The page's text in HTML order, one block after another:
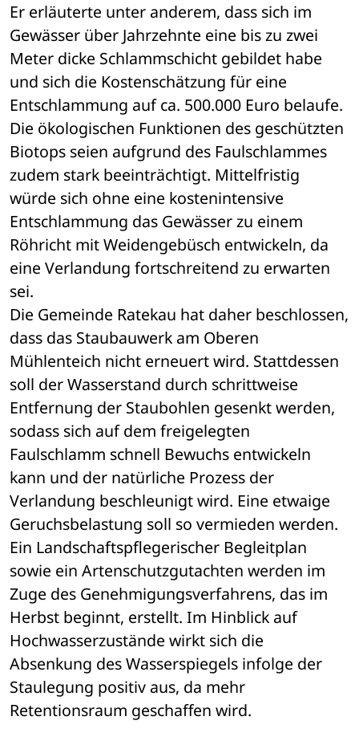
Er erläuterte unter anderem, dass sich im
Gewässer über Jahrzehnte eine bis zu zwei
Meter dicke Schlammschicht gebildet habe
und sich die Kostenschätzung für eine
Entschlammung auf ca. 500.000 Euro belaufe.
Die ökologischen Funktionen des geschützten
Biotops seien aufgrund des Faulschlammes
zudem stark beeinträchtigt. Mittelfristig
würde sich ohne eine kostenintensive
Entschlammung das Gewässer zu einem
Röhricht mit Weidengebüsch entwickeln, da
eine Verlandung fortschreitend zu erwarten
sei.
Die Gemeinde Ratekau hat daher beschlossen,
dass das Staubauwerk am Oberen
Mühlenteich nicht erneuert wird. Stattdessen
soll der Wasserstand durch schrittweise
Entfernung der Staubohlen gesenkt werden,
sodass sich auf dem freigelegten
Faulschlamm schnell Bewuchs entwickeln
kann und der natürliche Prozess der
Verlandung beschleunigt wird. Eine etwaige
Geruchsbelastung soll so vermieden werden.
Ein Landschaftspflegerischer Begleitplan
sowie ein Artenschutzgutachten werden im
Zuge des Genehmigungsverfahrens, das im
Herbst beginnt, erstellt. Im Hinblick auf
Hochwasserzustände wirkt sich die
Absenkung des Wasserspiegels infolge der
Staulegung positiv aus, da mehr
Retentionsraum geschaffen wird.